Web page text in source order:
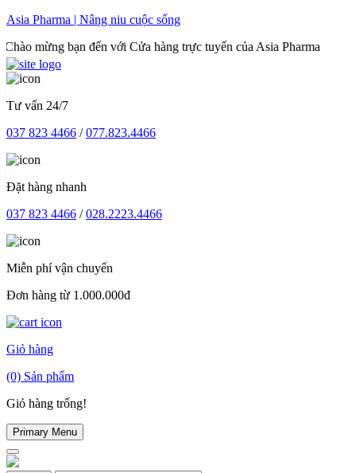
Skip
content
Asia Pharma | Nâng niu cuộc sống
bạn đến với Cửa hàng trực tuyến của Asia Pharma
Tư vấn 24/7
037 823 4466 /077.823.4466
Đặt hàng nhanh
037 823 4466 /028.2223.4466
Miễn phí vận chuyển
Đơn hàng từ 1.000.000đ
Giỏ hàng
(0) Sản phẩm
Giỏ hàng trống!
Primary Menu